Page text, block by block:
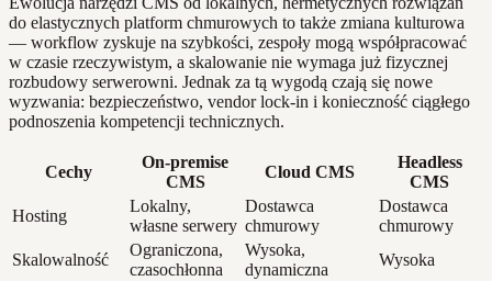
do elastycznych platform chmurowych to także zmiana kulturowa
— workflow zyskuje na szybkości, zespoły mogą współpracować
w czasie rzeczywistym, a skalowanie nie wymaga już fizycznej
rozbudowy serwerowni. Jednak za tą wygodą czają się nowe
wyzwania: bezpieczeństwo, vendor lock-in i konieczność ciągłego
podnoszenia kompetencji technicznych.
Cechy
On-premise
CMS
Cloud CMS
Headless
CMS
Hosting
Lokalny,
własne serwery
Dostawca
chmurowy
Dostawca
chmurowy
Skalowalność
Ograniczona,
czasochłonna
Wysoka,
dynamiczna
Wysoka